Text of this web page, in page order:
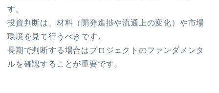
す。
投資判断は、材料（開発進捗や流通上の変化）や市場
環境を見て行うべきです。
長期で判断する場合はプロジェクトのファンダメンタ
ルを確認することが重要です。